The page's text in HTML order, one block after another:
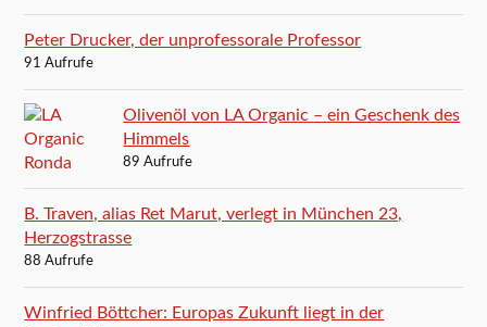
Peter Drucker, der unprofessorale Professor
91 Aufrufe
Olivenöl von LA Organic – ein Geschenk des
Himmels
89 Aufrufe
B. Traven, alias Ret Marut, verlegt in München 23,
Herzogstrasse
88 Aufrufe
Winfried Böttcher: Europas Zukunft liegt in der